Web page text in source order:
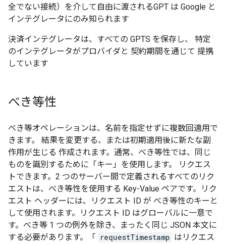
全でない接続）を介して自由に渡されるGPT は Google と
インテグレータにのみ知られます
決済インテグレータは、すべての GPTS を保存し、 特定
のインテグレータがプロバイダと 契約期間を通じて 提携
しています
べき等性
べき等オペレーションは、名前を指定せずに複数回適用で
きます。 結果を変更する、または初期適用後に新たな副
作用が生じる 作成されます。通常、べき等性では、同じ
ものを識別するために「キー」を使用します。 リクエス
トできます。2 つのサーバー間で定義されるすべてのリク
エストは、べき等性を使用する Key-Value ペアです。リク
エスト ヘッダーには、リクエスト ID が べき等性のキーと
して使用されます。リクエスト ID はグローバルに一意で
す。べき等 1 つの例外を除き、まったく同じ JSON 本文に
する必要があります。「 requestTimestamp はリクエス